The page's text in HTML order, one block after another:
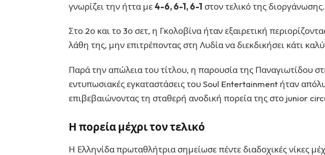
γνωρίζει την ήττα με4-6, 6-1, 6-1 στον τελικό της διοργάνωσης.
Στο 2ο και το 3ο σετ, η Γκολοβίνα ήταν εξαιρετική
λάθη της, μην επιτρέποντας στη Λυδία να διεκδικήσει κάτι
Παρά την απώλεια του τίτλου, η παρουσία της Παναγιωτίδου
εντυπωσιακές εγκαταστάσεις του Soul Entertainment ήταν
επιβεβαιώνοντας τη σταθερή ανοδική πορεία της στο junior
Η πορεία μέχρι τον τελικό
Η Ελληνίδα πρωταθλήτρια σημείωσε πέντε διαδοχικές νίκες